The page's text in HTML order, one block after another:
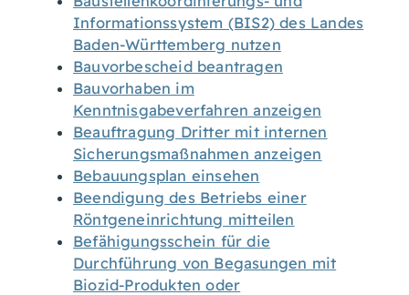
Informationssystem (BIS2) des Landes
Baden-Württemberg nutzen
Bauvorbescheid beantragen
Bauvorhaben im
Kenntnisgabeverfahren anzeigen
Beauftragung Dritter mit internen
Sicherungsmaßnahmen anzeigen
Bebauungsplan einsehen
Beendigung des Betriebs einer
Röntgeneinrichtung mitteilen
Befähigungsschein für die
Durchführung von Begasungen mit
Biozid-Produkten oder